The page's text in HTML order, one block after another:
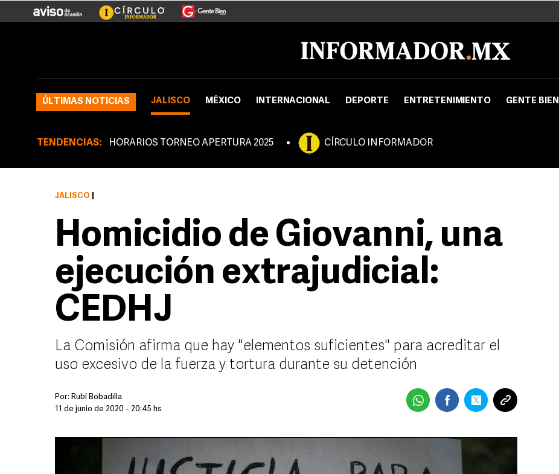
ÚLTIMAS NOTICIAS JALISCO MÉXICO INTERNACIONAL DEPORTE ENTRETENIMIENTO GENTE BIEN
TENDENCIAS: HORARIOS TORNEO APERTURA 2025 CÍRCULO INFORMADOR
JALISCO
Homicidio de Giovanni, una
ejecución extrajudicial:
CEDHJ
La Comisión afirma que hay "elementos suficientes" para acreditar el
uso excesivo de la fuerza y tortura durante su detención
Por: Rubí Bobadilla
11 de junio de 2020 - 20:45 hs